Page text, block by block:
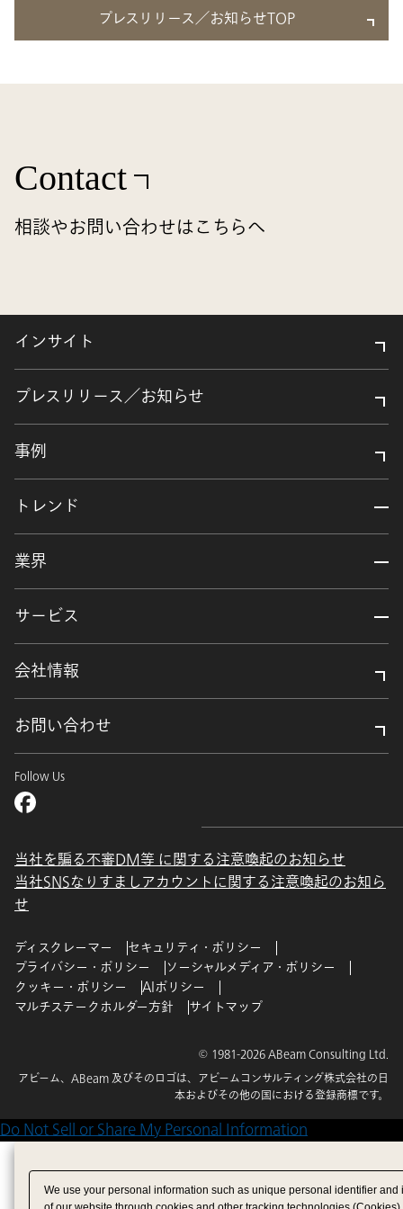
プレスリリース／お知らせTOP
Contact
相談やお問い合わせはこちらへ
インサイト
プレスリリース／お知らせ
事例
トレンド
業界
サービス
会社情報
お問い合わせ
Follow Us
当社を騙る不審DM等 に関する注意喚起のお知らせ
当社SNSなりすましアカウントに関する注意喚起のお知ら
せ
ディスクレーマー
セキュリティ・ポリシー
プライバシー・ポリシー
ソーシャルメディア・ポリシー
クッキー・ポリシー
AIポリシー
マルチステークホルダー方針
サイトマップ
© 1981-2026 ABeam Consulting Ltd.
アビーム、ABeam 及びそのロゴは、アビームコンサルティング株式会社の日
本およびその他の国における登録商標です。
Do Not Sell or Share My Personal Information
We use your personal information such as unique personal identifier